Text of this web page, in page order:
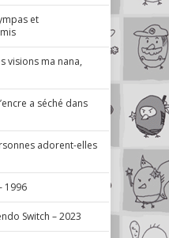
et
visions ma nana,
a séché dans
adorent-elles
1996
Switch – 2023